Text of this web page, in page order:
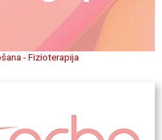
- Fizioterapija